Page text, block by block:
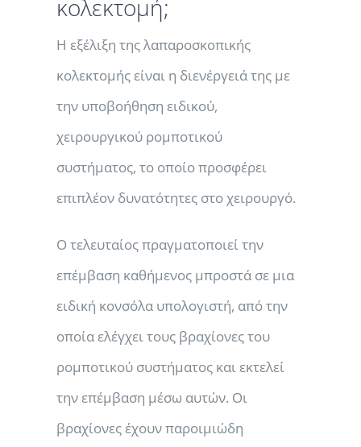
κολεκτομή;
Η εξέλιξη της λαπαροσκοπικής
κολεκτομής είναι η διενέργειά της με
την υποβοήθηση ειδικού,
χειρουργικού ρομποτικού
συστήματος, το οποίο προσφέρει
επιπλέον δυνατότητες στο χειρουργό.
Ο τελευταίος πραγματοποιεί την
επέμβαση καθήμενος μπροστά σε μια
ειδική κονσόλα υπολογιστή, από την
οποία ελέγχει τους βραχίονες του
ρομποτικού συστήματος και εκτελεί
την επέμβαση μέσω αυτών. Οι
βραχίονες έχουν παροιμιώδη